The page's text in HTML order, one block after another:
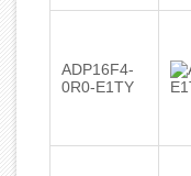
ADP16F4-
0R0-E1TY